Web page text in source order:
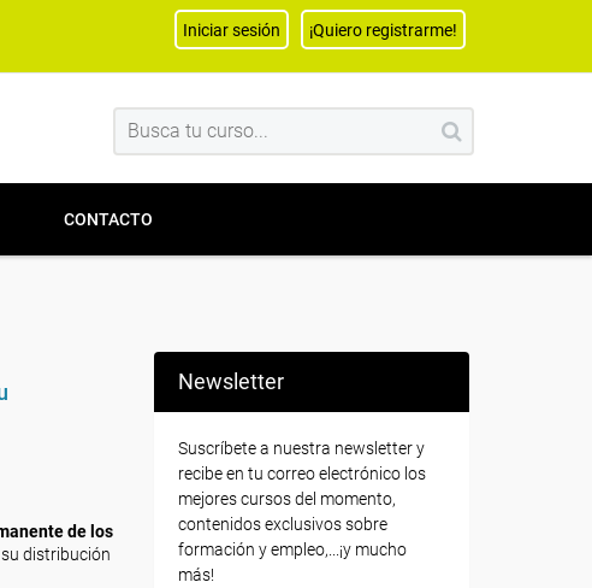
Iniciar sesión ¡Quiero registrarme!
CONTACTO
de los
distribución
Newsletter
Suscríbete a nuestra newsletter y
recibe en tu correo electrónico los
mejores cursos del momento,
contenidos exclusivos sobre
formación y empleo,...¡y mucho
más!